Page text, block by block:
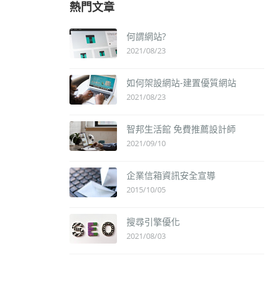
熱門文章
何謂網站?
2021/08/23
如何架設網站-建置優質網站
2021/08/23
智邦生活館 免費推薦設計師
2021/09/10
企業信箱資訊安全宣導
2015/10/05
搜尋引擎優化
2021/08/03